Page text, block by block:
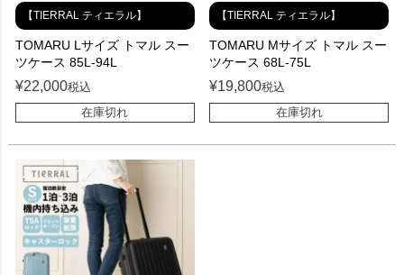
【TIERRAL ティエラル】
TOMARU Lサイズ トマル スー
ツケース 85L-94L
¥22,000税込
在庫切れ
【TIERRAL ティエラル】
TOMARU Mサイズ トマル スー
ツケース 68L-75L
¥19,800税込
在庫切れ